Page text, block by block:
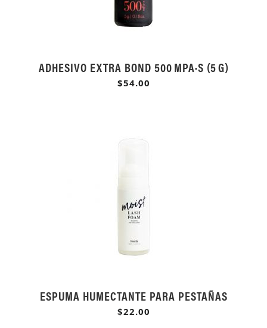
ADHESIVO EXTRA BOND 500 MPA·S (5 G)
$54.00
ESPUMA HUMECTANTE PARA PESTAÑAS
$22.00